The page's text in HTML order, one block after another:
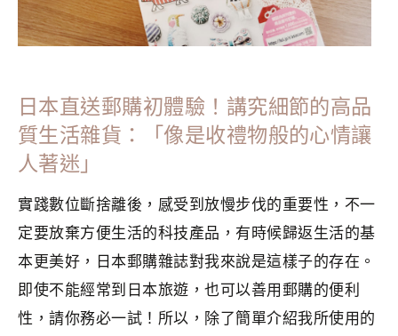
日本直送郵購初體驗！講究細節的高品
質生活雜貨：「像是收禮物般的心情讓
人著迷」
實踐數位斷捨離後，感受到放慢步伐的重要性，不一
定要放棄方便生活的科技產品，有時候歸返生活的基
本更美好，日本郵購雜誌對我來說是這樣子的存在。
即使不能經常到日本旅遊，也可以善用郵購的便利
性，請你務必一試！所以，除了簡單介紹我所使用的